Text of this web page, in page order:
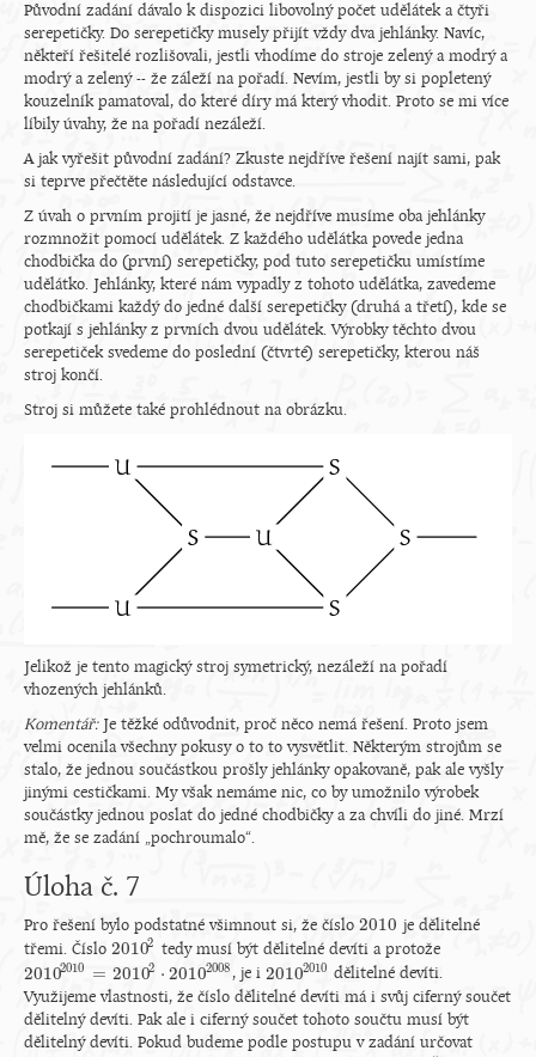
Původní zadání dávalo k dispozici libovolný počet udělátek a čtyři
serepetičky. Do serepetičky musely přijít vždy dva jehlánky. Navíc,
někteří řešitelé rozlišovali, jestli vhodíme do stroje zelený a modrý a
modrý a zelený -- že záleží na pořadí. Nevím, jestli by si popletený
kouzelník pamatoval, do které díry má který vhodit. Proto se mi více
líbily úvahy, že na pořadí nezáleží.
A jak vyřešit původní zadání? Zkuste nejdříve řešení najít sami, pak
si teprve přečtěte následující odstavce.
Z úvah o prvním projití je jasné, že nejdříve musíme oba jehlánky
rozmnožit pomocí udělátek. Z každého udělátka povede jedna
chodbička do (první) serepetičky, pod tuto serepetičku umístíme
udělátko. Jehlánky, které nám vypadly z tohoto udělátka, zavedeme
chodbičkami každý do jedné další serepetičky (druhá a třetí), kde se
potkají s jehlánky z prvních dvou udělátek. Výrobky těchto dvou
serepetiček svedeme do poslední (čtvrté) serepetičky, kterou náš
stroj končí.
Stroj si můžete také prohlédnout na obrázku.
Jelikož je tento magický stroj symetrický, nezáleží na pořadí
vhozených jehlánků.
Komentář:Je těžké odůvodnit, proč něco nemá řešení. Proto jsem
velmi ocenila všechny pokusy o to to vysvětlit. Některým strojům se
stalo, že jednou součástkou prošly jehlánky opakovaně, pak ale vyšly
jinými cestičkami. My však nemáme nic, co by umožnilo výrobek
součástky jednou poslat do jedné chodbičky a za chvíli do jiné. Mrzí
mě, že se zadání „pochroumalo“.
Úloha č. 7
Pro řešení bylo podstatné všimnout si, že číslo 2010
2010 je dělitelné
třemi. Číslo 20102
20102 tedy musí být dělitelné devíti a protože
20102010 = 20102 ⋅ 20102008
20102010 =20102⋅20102008 , je i20102010
20102010 dělitelné devíti.
Využijeme vlastnosti, že číslo dělitelné devíti má i svůj ciferný součet
dělitelný devíti. Pak ale i ciferný součet tohoto součtu musí být
dělitelný devíti. Pokud budeme podle postupu v zadání určovat